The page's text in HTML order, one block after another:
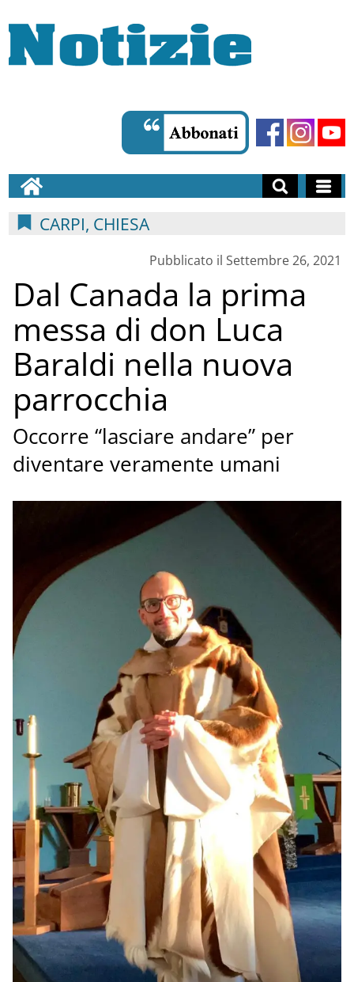
CARPI, CHIESA
Pubblicato il Settembre 26, 2021
Dal Canada la prima
messa di don Luca
Baraldi nella nuova
parrocchia
Occorre “lasciare andare” per
diventare veramente umani